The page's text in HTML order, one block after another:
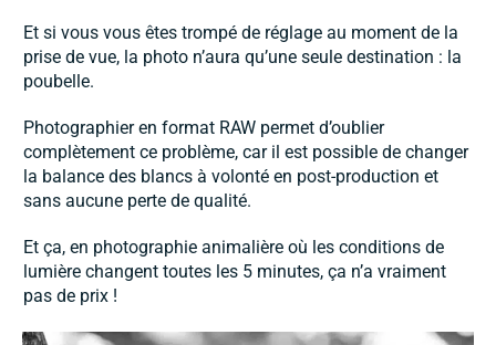
Et si vous vous êtes trompé de réglage au moment de la
prise de vue, la photo n’aura qu’une seule destination : la
poubelle.
Photographier en format RAW permet d’oublier
complètement ce problème, car il est possible de changer
la balance des blancs à volonté en post-production et
sans aucune perte de qualité.
Et ça, en photographie animalière où les conditions de
lumière changent toutes les 5 minutes, ça n’a vraiment
pas de prix !